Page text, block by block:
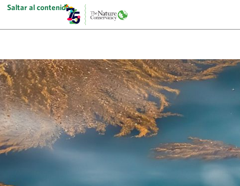
Saltar al contenido